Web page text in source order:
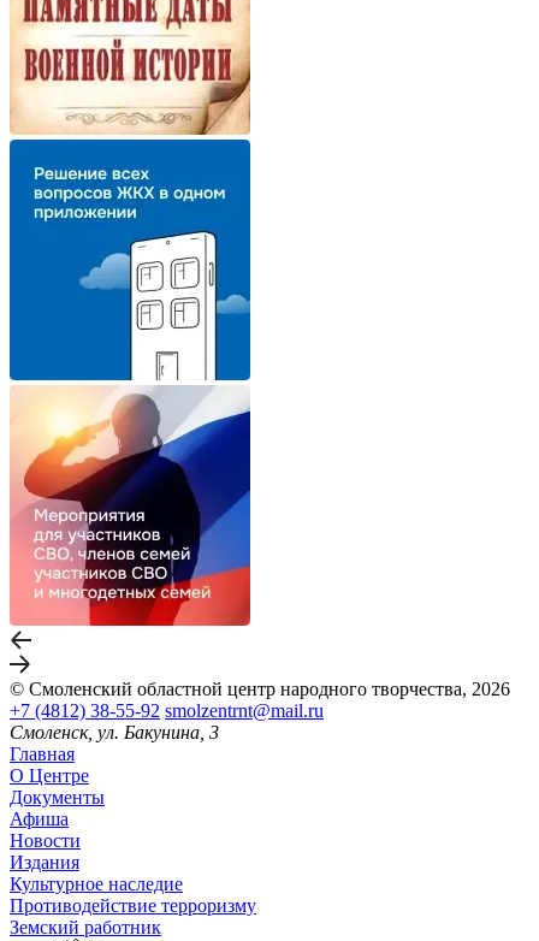
© Смоленский областной центр народного творчества, 2026
+7 (4812) 38-55-92 smolzentrnt@mail.ru
Смоленск, ул. Бакунина, 3
Главная
О Центре
Документы
Афиша
Новости
Издания
Культурное наследие
Противодействие терроризму
Земский работник